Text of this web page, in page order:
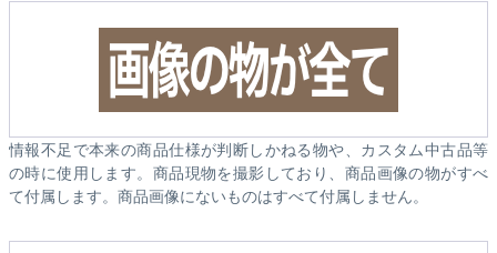
情報不足で本来の商品仕様が判断しかねる物や、カスタム中古品等
の時に使用します。商品現物を撮影しており、商品画像の物がすべ
て付属します。商品画像にないものはすべて付属しません。